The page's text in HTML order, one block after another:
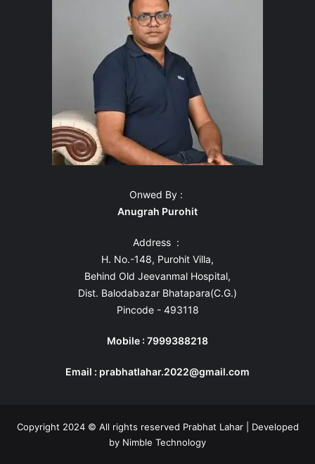
Onwed By :
Anugrah Purohit
Address :
H. No.-148, Purohit Villa,
Behind Old Jeevanmal Hospital,
Dist. Balodabazar Bhatapara(C.G.)
Pincode - 493118
Mobile : 7999388218
Email : prabhatlahar.2022@gmail.com
Copyright 2024 © All rights reserved Prabhat Lahar | Developed
by Nimble Technology